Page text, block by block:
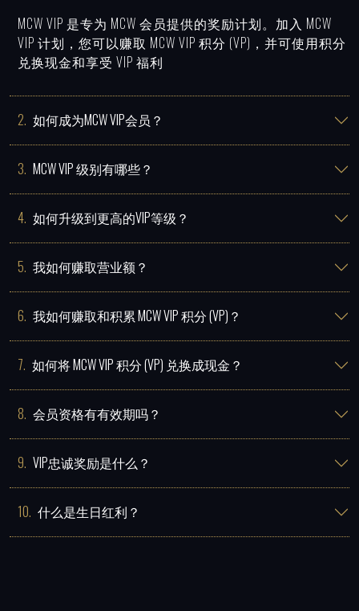
MCW VIP 是专为 MCW 会员提供的奖励计划。加入 MCW
VIP 计划，您可以赚取 MCW VIP 积分 (VP)，并可使用积分
兑换现金和享受 VIP 福利
2. 如何成为MCW VIP会员？
3. MCW VIP 级别有哪些？
4. 如何升级到更高的VIP等级？
5. 我如何赚取营业额？
6. 我如何赚取和积累 MCW VIP 积分 (VP)？
7. 如何将 MCW VIP 积分 (VP) 兑换成现金？
8. 会员资格有有效期吗？
9. VIP忠诚奖励是什么？
10. 什么是生日红利？